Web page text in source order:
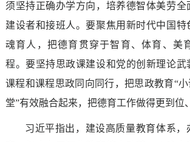
须坚持正确办学方向，培养德智体美劳全
建设者和接班人。要聚焦用新时代中国特
魂育人，把德育贯穿于智育、体育、美
程。要坚持思政课建设和党的创新理论武
课程和课程思政同向同行，把思政教育“
堂”有效融合起来，把德育工作做得更到位
习近平指出，建设高质量教育体系，